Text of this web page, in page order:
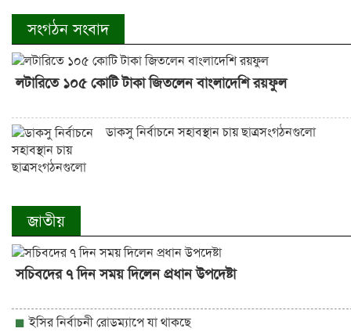
সংগঠন সংবাদ
লটারিতে ১০৫ কোটি টাকা জিতলেন বাংলাদেশি রয়ফুল
ডাকসু নির্বাচনে সহাবস্থান চায় ছাত্রসংগঠনগুলো
জাতীয়
সচিবদের ৭ দিন সময় দিলেন প্রধান উপদেষ্টা
ইসির নির্বাচনী রোডম্যাপে যা থাকছে